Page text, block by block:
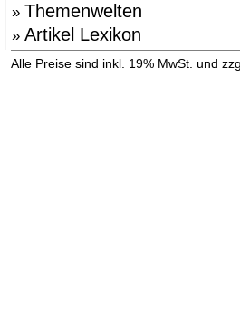
» Themenwelten
» Artikel Lexikon
Alle Preise sind inkl. 19% MwSt. und